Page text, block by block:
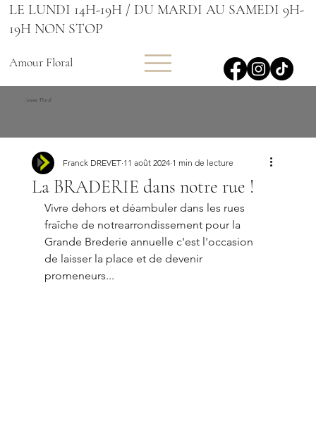
Amour Floral
LE LUNDI 14H-19H / DU MARDI AU SAMEDI 9H-
19H NON STOP
Amour Floral
La BRADERIE dans notre rue !
Franck DREVET 11 août 2024 1 min de lecture
Vivre dehors et déambuler dans les rues
fraîche de notrearrondissement pour la
Grande Brederie annuelle c'est l'occasion
de laisser la place et de devenir
promeneurs...